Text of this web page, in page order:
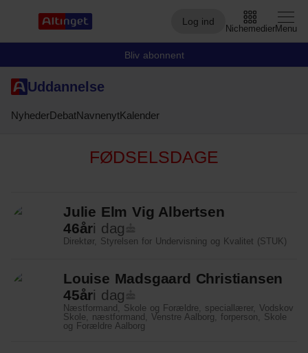
Log ind
Nichemedier
Christiansborg
Civilsamfund
Embedsværk
Energi og Forsyning
Menu
Bliv abonnent
Uddannelse
NyhederDebatNavnenytKalender
FØDSELSDAGE
Julie Elm Vig Albertsen
46åri dag
Direktør, Styrelsen for Undervisning og Kvalitet (STUK)
Louise Madsgaard Christiansen
45åri dag
Næstformand, Skole og Forældre, speciallærer, Vodskov
Skole, næstformand, Venstre Aalborg, forperson, Skole
og Forældre Aalborg